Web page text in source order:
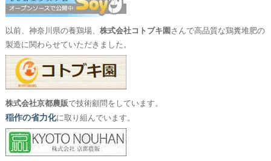
以前、神奈川県の養鶏場、 株式会社コトブキ園 さんで高品質な鶏糞堆肥の
製造に関わらせていただきました。
株式会社京都農販で技術顧問をしています。
稲作の省力化に取り組んでいます。